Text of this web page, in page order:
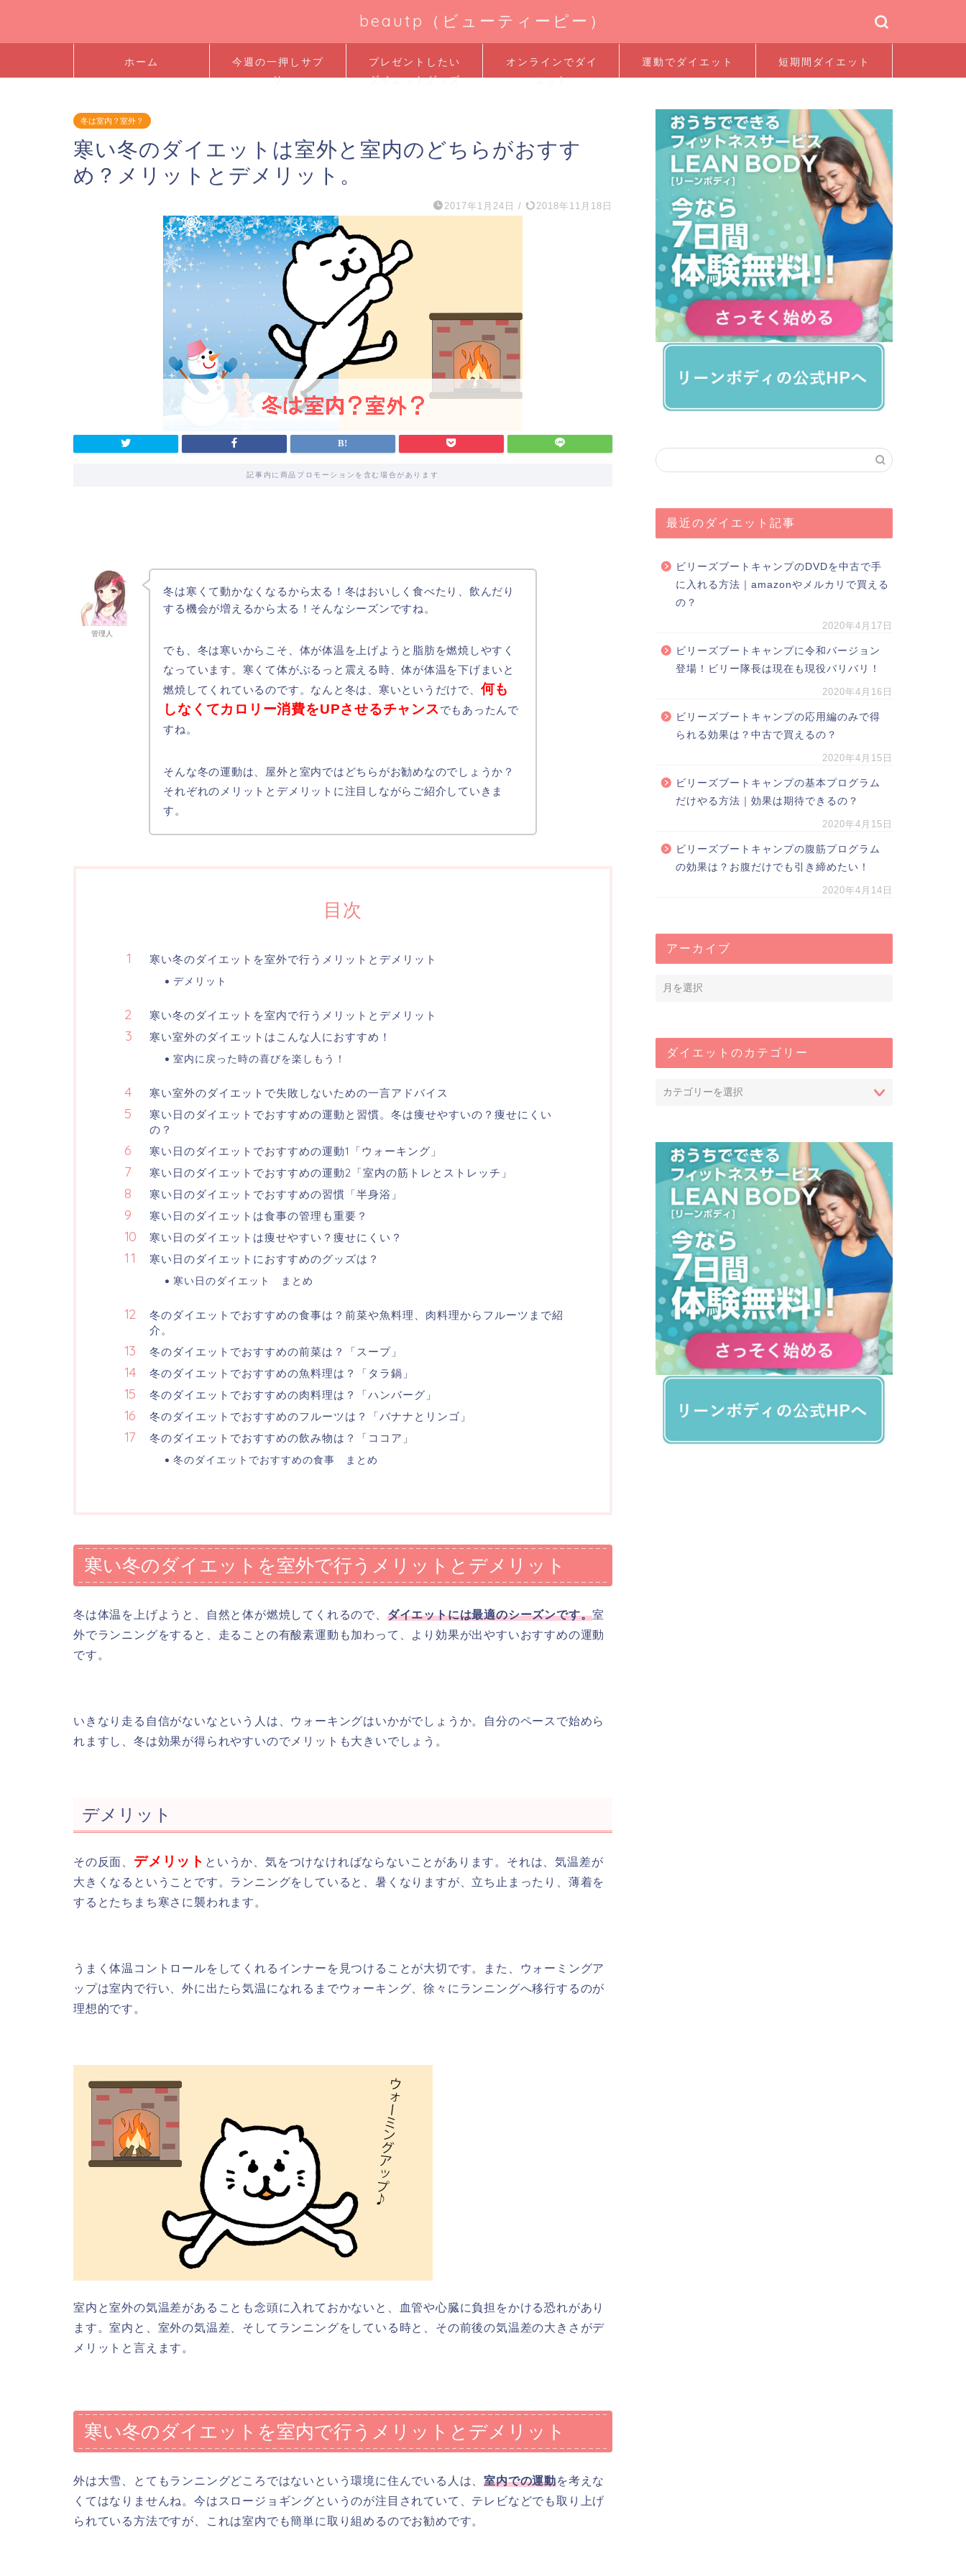
beautp（ビューティーピー）
ホーム
今週の一押しサプ
リ
プレゼントしたい
ダイエットグッズ
オンラインでダイ
エット
運動でダイエット 短期間ダイエット
冬は室内？室外？
寒い冬のダイエットは室外と室内のどちらがおすす
め？メリットとデメリット。
2017年1月24日 / 2018年11月18日
記事内に商品プロモーションを含む場合があります
管理人
冬は寒くて動かなくなるから太る！冬はおいしく食べたり、飲んだり
する機会が増えるから太る！そんなシーズンですね。
でも、冬は寒いからこそ、体が体温を上げようと脂肪を燃焼しやすく
なっています。寒くて体がぶるっと震える時、体が体温を下げまいと
燃焼してくれているのです。なんと冬は、寒いというだけで、 何も
しなくてカロリー消費をUPさせるチャンスでもあったんで
すね。
そんな冬の運動は、屋外と室内ではどちらがお勧めなのでしょうか？
それぞれのメリットとデメリットに注目しながらご紹介していきま
す。
目次
寒い冬のダイエットを室外で行うメリットとデメリット
デメリット
寒い冬のダイエットを室内で行うメリットとデメリット
寒い室外のダイエットはこんな人におすすめ！
室内に戻った時の喜びを楽しもう！
寒い室外のダイエットで失敗しないための一言アドバイス
寒い日のダイエットでおすすめの運動と習慣。冬は痩せやすいの？痩せにくい
の？
寒い日のダイエットでおすすめの運動1「ウォーキング」
寒い日のダイエットでおすすめの運動2「室内の筋トレとストレッチ」
寒い日のダイエットでおすすめの習慣「半身浴」
寒い日のダイエットは食事の管理も重要？
寒い日のダイエットは痩せやすい？痩せにくい？
寒い日のダイエットにおすすめのグッズは？
寒い日のダイエット まとめ
冬のダイエットでおすすめの食事は？前菜や魚料理、肉料理からフルーツまで紹
介。
冬のダイエットでおすすめの前菜は？「スープ」
冬のダイエットでおすすめの魚料理は？「タラ鍋」
冬のダイエットでおすすめの肉料理は？「ハンバーグ」
冬のダイエットでおすすめのフルーツは？「バナナとリンゴ」
冬のダイエットでおすすめの飲み物は？「ココア」
冬のダイエットでおすすめの食事 まとめ
寒い冬のダイエットを室外で行うメリットとデメリット
冬は体温を上げようと、自然と体が燃焼してくれるので、 ダイエットには最適のシーズンです。室
外でランニングをすると、走ることの有酸素運動も加わって、より効果が出やすいおすすめの運動
です。
いきなり走る自信がないなという人は、ウォーキングはいかがでしょうか。自分のペースで始めら
れますし、冬は効果が得られやすいのでメリットも大きいでしょう。
デメリット
その反面、 デメリット というか、気をつけなければならないことがあります。それは、気温差が
大きくなるということです。ランニングをしていると、暑くなりますが、立ち止まったり、薄着を
するとたちまち寒さに襲われます。
うまく体温コントロールをしてくれるインナーを見つけることが大切です。また、ウォーミングア
ップは室内で行い、外に出たら気温になれるまでウォーキング、徐々にランニングへ移行するのが
理想的です。
室内と室外の気温差があることも念頭に入れておかないと、血管や心臓に負担をかける恐れがあり
ます。室内と、室外の気温差、そしてランニングをしている時と、その前後の気温差の大きさがデ
メリットと言えます。
寒い冬のダイエットを室内で行うメリットとデメリット
外は大雪、とてもランニングどころではないという環境に住んでいる人は、室内での運動を考えな
くてはなりませんね。今はスロージョギングというのが注目されていて、テレビなどでも取り上げ
られている方法ですが、これは室内でも簡単に取り組めるのでお勧めです。
最近のダイエット記事
ビリーズブートキャンプのDVDを中古で手
に入れる方法｜amazonやメルカリで買える
の？
2020年4月17日
ビリーズブートキャンプに令和バージョン
登場！ビリー隊長は現在も現役バリバリ！
2020年4月16日
ビリーズブートキャンプの応用編のみで得
られる効果は？中古で買えるの？
2020年4月15日
ビリーズブートキャンプの基本プログラム
だけやる方法｜効果は期待できるの？
2020年4月15日
ビリーズブートキャンプの腹筋プログラム
の効果は？お腹だけでも引き締めたい！
2020年4月14日
アーカイブ
ダイエットのカテゴリー